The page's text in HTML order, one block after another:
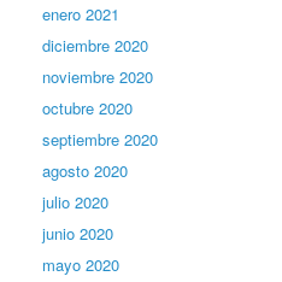
enero 2021
diciembre 2020
noviembre 2020
octubre 2020
septiembre 2020
agosto 2020
julio 2020
junio 2020
mayo 2020